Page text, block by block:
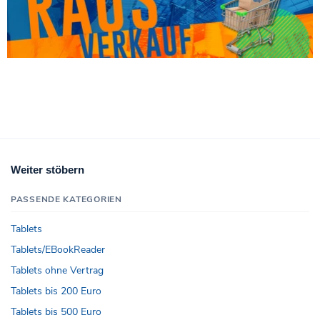
Weiter stöbern
PASSENDE KATEGORIEN
Tablets
Tablets/EBookReader
Tablets ohne Vertrag
Tablets bis 200 Euro
Tablets bis 500 Euro